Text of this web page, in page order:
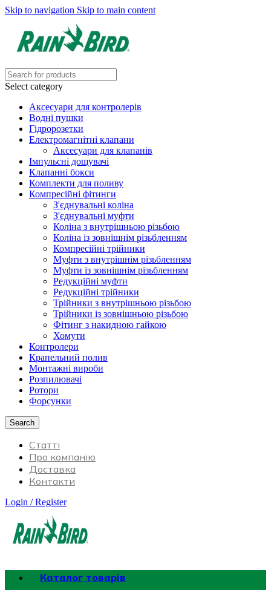
Skip to navigation Skip to main content
Select category
Аксесуари для контролерів
Водні пушки
Гідророзетки
Електромагнітні клапани
Аксесуари для клапанів
Імпульсні дощувачі
Клапанні бокси
Комплекти для поливу
Компресійні фітинги
З'єднувальні коліна
З'єднувальні муфти
Коліна з внутрішньою різьбою
Коліна із зовнішнім різьбленням
Компресійні трійники
Муфти з внутрішнім різьбленням
Муфти із зовнішнім різьбленням
Редукційні муфти
Редукційні трійники
Трійники з внутрішньою різьбою
Трійники із зовнішньою різьбою
Фітинг з накидною гайкою
Хомути
Контролери
Крапельний полив
Монтажні вироби
Розпилювачі
Ротори
Форсунки
Search
Статті
Про компанію
Доставка
Контакти
Login / Register
Каталог товарів